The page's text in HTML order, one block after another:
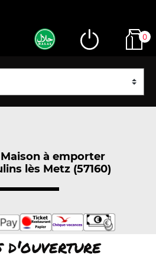
0
à emporter
lès Metz (57160)
d'ouverture